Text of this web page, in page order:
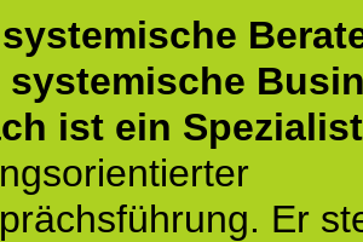
systemische
ist ein
Er